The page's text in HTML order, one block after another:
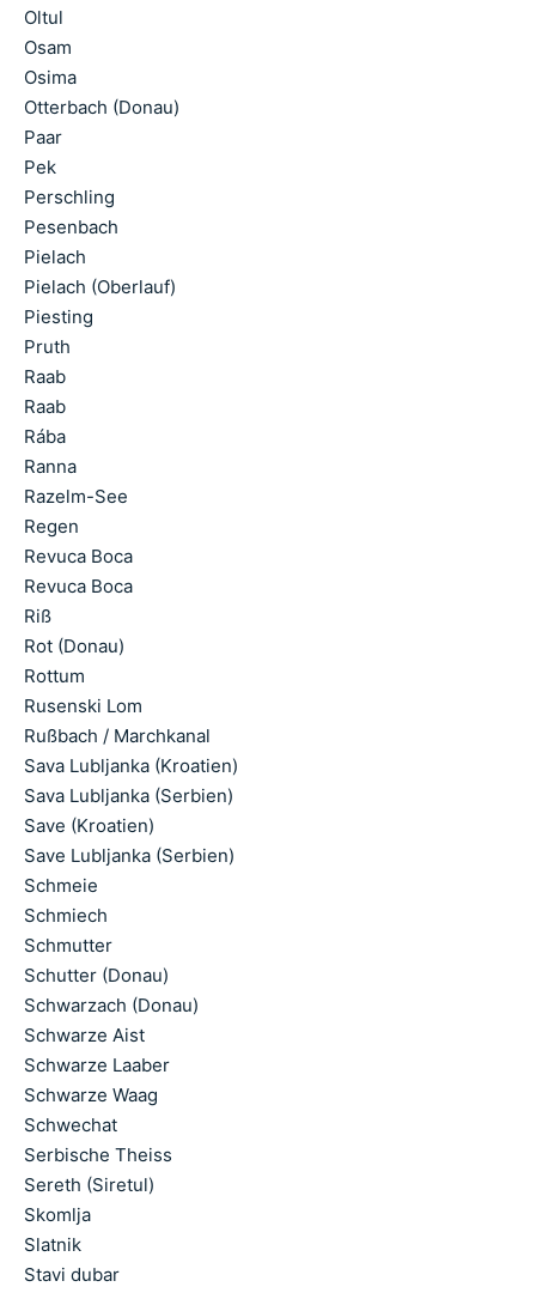
Oltul
Osam
Osima
Otterbach (Donau)
Paar
Pek
Perschling
Pesenbach
Pielach
Pielach (Oberlauf)
Piesting
Pruth
Raab
Raab
Rába
Ranna
Razelm-See
Regen
Revuca Boca
Revuca Boca
Riß
Rot (Donau)
Rottum
Rusenski Lom
Rußbach / Marchkanal
Sava Lubljanka (Kroatien)
Sava Lubljanka (Serbien)
Save (Kroatien)
Save Lubljanka (Serbien)
Schmeie
Schmiech
Schmutter
Schutter (Donau)
Schwarzach (Donau)
Schwarze Aist
Schwarze Laaber
Schwarze Waag
Schwechat
Serbische Theiss
Sereth (Siretul)
Skomlja
Slatnik
Stavi dubar